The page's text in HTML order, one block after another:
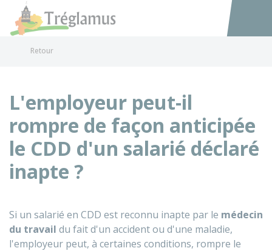
Accéder
Retour
L'employeur peut-il
rompre de façon anticipée
le CDD d'un salarié déclaré
inapte ?
Si un salarié en CDD est reconnu inapte par le médecin
du travail du fait d'un accident ou d'une maladie,
l'employeur peut, à certaines conditions, rompre le